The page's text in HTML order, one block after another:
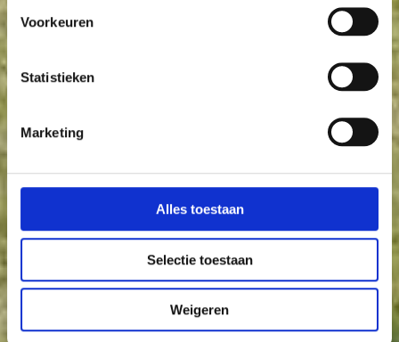
Voorkeuren
Statistieken
Marketing
Alles toestaan
Selectie toestaan
Weigeren